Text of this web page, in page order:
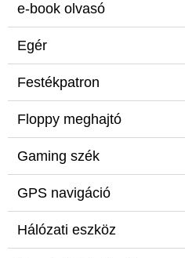
e-book olvasó
Egér
Festékpatron
Floppy meghajtó
Gaming szék
GPS navigáció
Hálózati eszköz